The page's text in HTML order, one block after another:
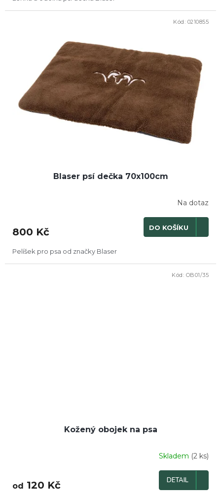
Blaser psí dečka 70x100cm
Na dotaz
800 Kč DO KOŠÍKU
Pelíšek pro psa od značky Blaser
Kód: 0210855
Kožený obojek na psa
Skladem (2 ks)
od 120 Kč DETAIL
Kód: OB01/35